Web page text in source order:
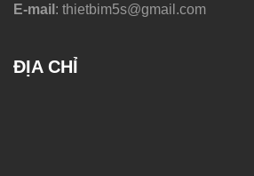
E-mail : thietbim5s@gmail.com
ĐỊA CHỈ